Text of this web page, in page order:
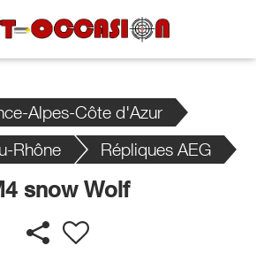
Alpes-Côte d'Azur
Rhône
Répliques AEG
snow Wolf